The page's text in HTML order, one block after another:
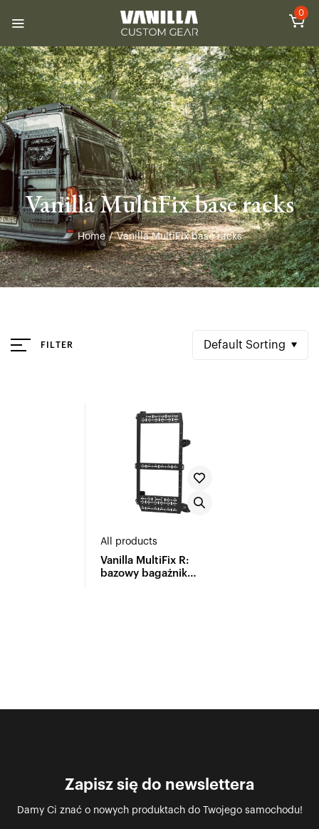
0
Vanilla MultiFix base racks
Home / Vanilla MultiFix base racks
FILTER Default Sorting
All products
Vanilla MultiFix R:
bazowy bagażnik
Zapisz się do newslettera
Damy Ci znać o nowych produktach do Twojego samochodu!